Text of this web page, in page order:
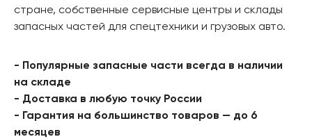
стране, собственные сервисные центры и склады
запасных частей для спецтехники и грузовых авто.
- Популярные запасные части всегда в наличии
на складе
- Доставка в любую точку России
- Гарантия на большинство товаров — до 6
месяцев